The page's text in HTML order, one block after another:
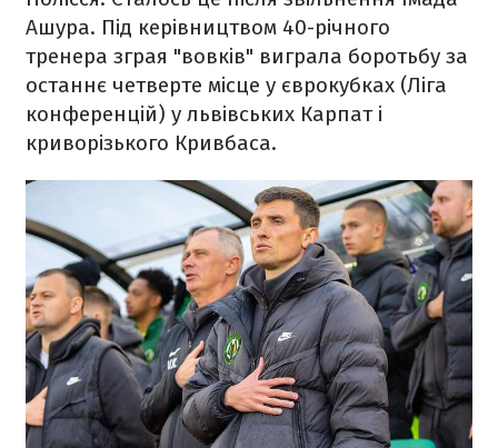
Ашура. Під керівництвом 40-річного
тренера зграя "вовків" виграла боротьбу за
останнє четверте місце у єврокубках (Ліга
конференцій) у львівських Карпат і
криворізького Кривбаса.